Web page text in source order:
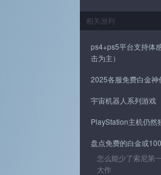
相关游列
ps4+ps5平台支持体
击为主）
2025各服免费白金神
宇宙机器人系列游戏
PlayStation主机仍然
盘点免费的白金或
怎么能少了索尼第
大作